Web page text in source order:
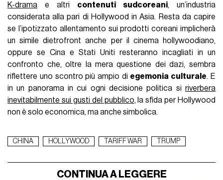
K-drama e altri contenuti sudcoreani, un’industria
considerata alla pari di Hollywood in Asia. Resta da capire
se l’ipotizzato allentamento sui prodotti coreani implicherà
un simile dietrofront anche per il cinema hollywoodiano,
oppure se Cina e Stati Uniti resteranno incagliati in un
confronto che, oltre la mera questione dei dazi, sembra
riflettere uno scontro più ampio di egemonia culturale. E
in un panorama in cui ogni decisione politica si riverbera
inevitabilmente sui gusti del pubblico, la sfida per Hollywood
non è solo economica, ma anche simbolica.
CHINA HOLLYWOOD TARIFF WAR TRUMP
CONTINUA A LEGGERE